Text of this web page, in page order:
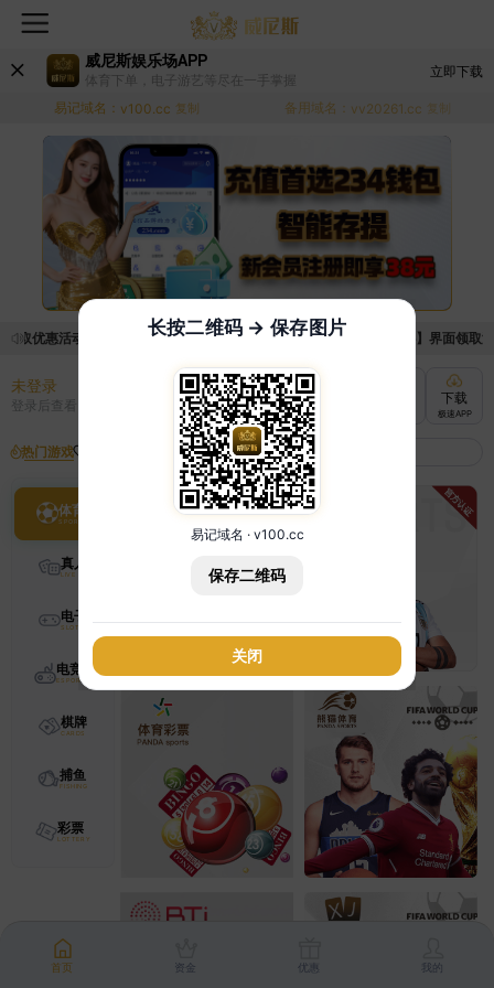
威尼斯娱乐场APP
体育下单，电子游艺等尽在一手掌握
立即下载
易记域名： v100.cc 复制 备用域名： vv20261.cc 复制
取优惠活动的手续麻烦，已新增优惠系统，现在可以前往【福利中心】界面领取
未登录
登录后查看 充值
快速到账
下载
极速APP
热门游戏
体育
真人
电子
电竞
棋牌
捕鱼
彩票
首页 资金 优惠 我的
长按二维码 → 保存图片
易记域名 · v100.cc
保存二维码
关闭